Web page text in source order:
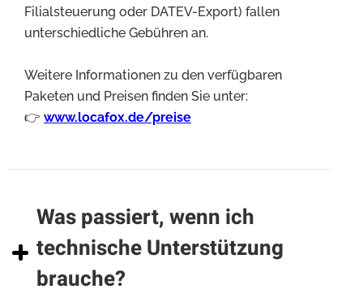
Filialsteuerung oder DATEV-Export) fallen
unterschiedliche Gebühren an.
Weitere Informationen zu den verfügbaren
Paketen und Preisen finden Sie unter:
👉 www.locafox.de/preise
Was passiert, wenn ich
technische Unterstützung
brauche?